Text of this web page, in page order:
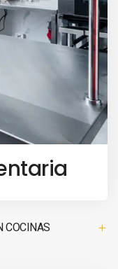
COCINAS